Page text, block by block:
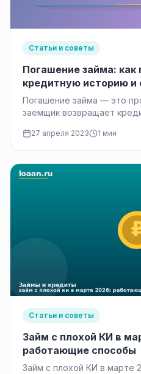
Статьи и советы
Погашение займа:
кредитную историю и
Погашение займа — это
заемщик возвращает
27 апреля 2023 1 мин
Статьи и советы
Займ с плохой КИ в
работающие способы
Займ с плохой КИ в марте